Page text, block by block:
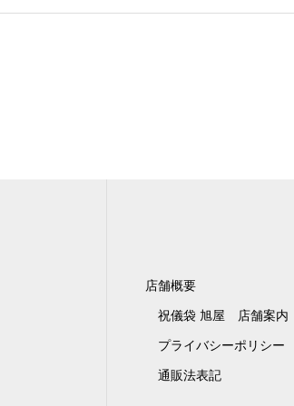
店舗概要
祝儀袋 旭屋 店舗案内
プライバシーポリシー
通販法表記